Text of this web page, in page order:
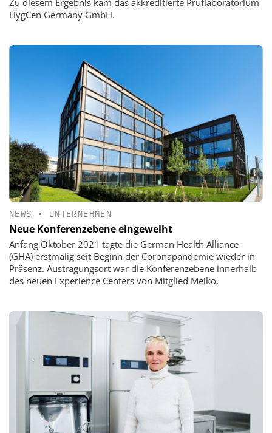
HygCen Germany GmbH.
NEWS • UNTERNEHMEN
Neue Konferenzebene eingeweiht
Anfang Oktober 2021 tagte die German Health Alliance
(GHA) erstmalig seit Beginn der Coronapandemie wieder in
Präsenz. Austragungsort war die Konferenzebene innerhalb
des neuen Experience Centers von Mitglied Meiko.